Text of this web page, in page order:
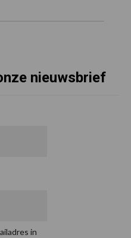
nieuwsbrief
in